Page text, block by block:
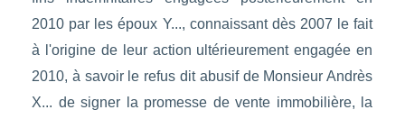
2010 par les époux Y..., connaissant dès 2007 le fait
à l'origine de leur action ultérieurement engagée en
2010, à savoir le refus dit abusif de Monsieur Andrès
X... de signer la promesse de vente immobilière, la